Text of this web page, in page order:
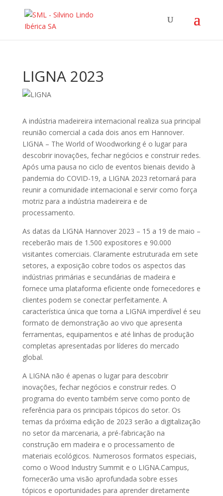
LIGNA 2023
A indústria madeireira internacional realiza sua principal
reunião comercial a cada dois anos em Hannover.
LIGNA – The World of Woodworking é o lugar para
descobrir inovações, fechar negócios e construir redes.
Após uma pausa no ciclo de eventos bienais devido à
pandemia do COVID-19, a LIGNA 2023 retornará para
reunir a comunidade internacional e servir como força
motriz para a indústria madeireira e de
processamento.
As datas da LIGNA Hannover 2023 – 15 a 19 de maio –
receberão mais de 1.500 expositores e 90.000
visitantes comerciais. Claramente estruturada em sete
setores, a exposição cobre todos os aspectos das
indústrias primárias e secundárias de madeira e
fornece uma plataforma eficiente onde fornecedores e
clientes podem se conectar perfeitamente. A
característica única que torna a LIGNA imperdível é seu
formato de demonstração ao vivo que apresenta
ferramentas, equipamentos e até linhas de produção
completas apresentadas por líderes do mercado
global.
A LIGNA não é apenas o lugar para descobrir
inovações, fechar negócios e construir redes. O
programa do evento também serve como ponto de
referência para os principais tópicos do setor. Os
temas da próxima edição de 2023 serão a digitalização
no setor da marcenaria, a pré-fabricação na
construção em madeira e o processamento de
materiais ecológicos. Numerosos formatos especiais,
como o Wood Industry Summit e o LIGNA.Campus,
fornecerão uma visão aprofundada sobre esses
tópicos e oportunidades para aprender diretamente